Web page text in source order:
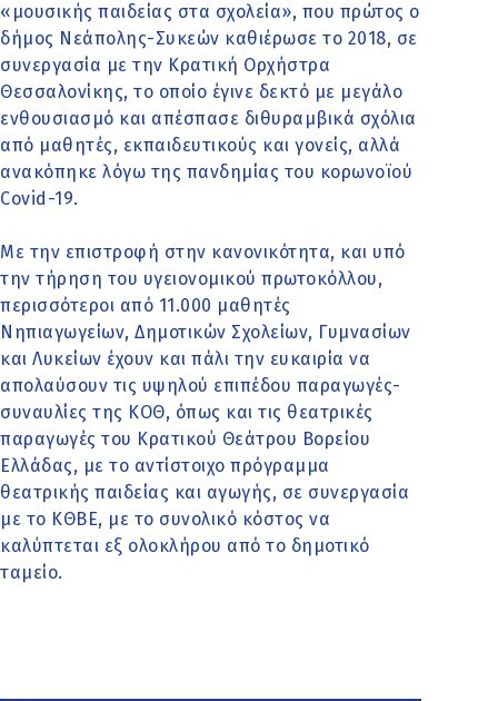
«μουσικής παιδείας στα σχολεία», που πρώτος ο
δήμος Νεάπολης-Συκεών καθιέρωσε το 2018, σε
συνεργασία με την Κρατική Ορχήστρα
Θεσσαλονίκης, το οποίο έγινε δεκτό με μεγάλο
ενθουσιασμό και απέσπασε διθυραμβικά σχόλια
από μαθητές, εκπαιδευτικούς και γονείς, αλλά
ανακόπηκε λόγω της πανδημίας του κορωνοϊού
Covid-19.
Με την επιστροφή στην κανονικότητα, και υπό
την τήρηση του υγειονομικού πρωτοκόλλου,
περισσότεροι από 11.000 μαθητές
Νηπιαγωγείων, Δημοτικών Σχολείων, Γυμνασίων
και Λυκείων έχουν και πάλι την ευκαιρία να
απολαύσουν τις υψηλού επιπέδου παραγωγές-
συναυλίες της ΚΟΘ, όπως και τις θεατρικές
παραγωγές του Κρατικού Θεάτρου Βορείου
Ελλάδας, με το αντίστοιχο πρόγραμμα
θεατρικής παιδείας και αγωγής, σε συνεργασία
με το ΚΘΒΕ, με το συνολικό κόστος να
καλύπτεται εξ ολοκλήρου από το δημοτικό
ταμείο.